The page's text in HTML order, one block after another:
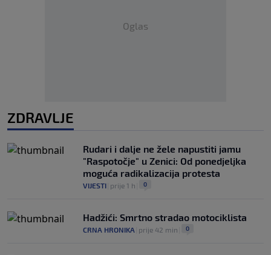
Oglas
ZDRAVLJE
Rudari i dalje ne žele napustiti jamu
"Raspotočje" u Zenici: Od ponedjeljka
moguća radikalizacija protesta
VIJESTI prije 1 h 0
Hadžići: Smrtno stradao motociklista
CRNA HRONIKA prije 42 min 0